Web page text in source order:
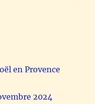
en Provence
2024